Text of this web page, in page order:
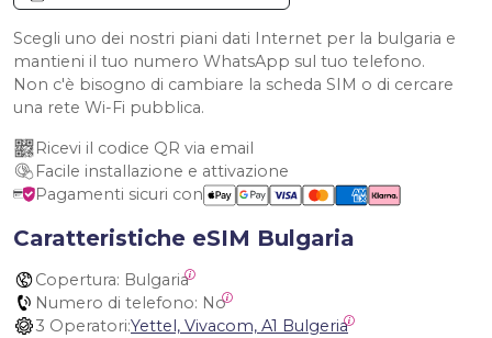
Scegli uno dei nostri piani dati Internet per la bulgaria e
mantieni il tuo numero WhatsApp sul tuo telefono.
Non c'è bisogno di cambiare la scheda SIM o di cercare
una rete Wi-Fi pubblica.
Ricevi il codice QR via email
Facile installazione e attivazione
Pagamenti sicuri con
Caratteristiche eSIM Bulgaria
Copertura: Bulgaria
Numero di telefono: No
3 Operatori:Yettel, Vivacom, A1 Bulgeria